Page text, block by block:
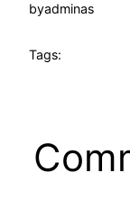
byadminas
Tags: